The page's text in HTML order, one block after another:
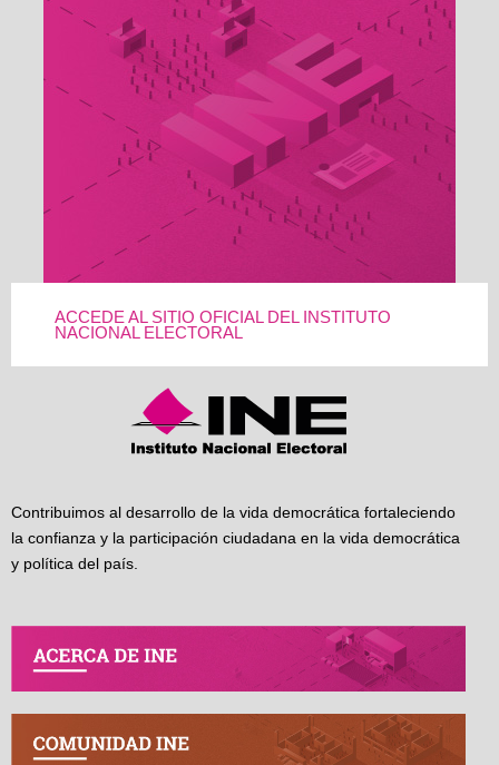
ACCEDE AL SITIO OFICIAL DEL INSTITUTO
NACIONAL ELECTORAL
Contribuimos al desarrollo de la vida democrática fortaleciendo
la confianza y la participación ciudadana en la vida democrática
y política del país.